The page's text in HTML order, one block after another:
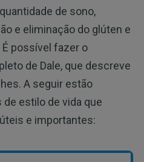
de sono,
e eliminação do glúten e
possível fazer o
de Dale, que descreve
A seguir estão
estilo de vida que
e importantes: